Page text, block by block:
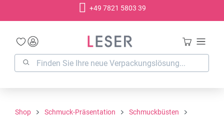
+49 7821 5803 39
Shop Schmuck-Präsentation
Schmuckbüsten